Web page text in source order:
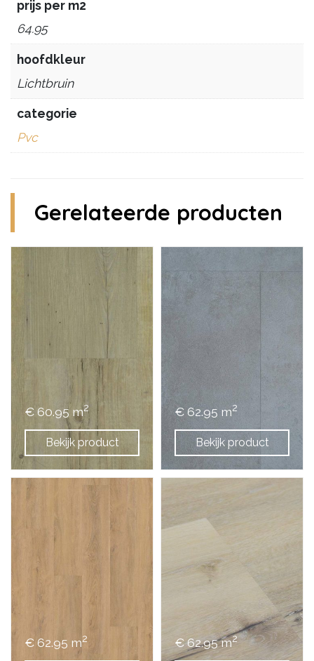
prijs per m2
64.95
hoofdkleur
Lichtbruin
categorie
Pvc
Gerelateerde producten
Bekijk product
€ 60.95 m2
Bekijk product
€ 62.95 m2
€ 62.95 m2 € 62.95 m2